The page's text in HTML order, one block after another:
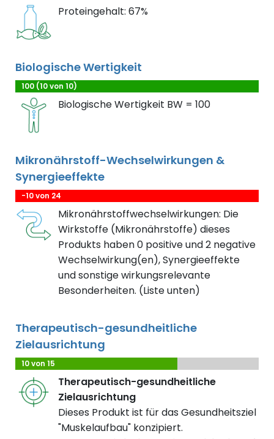
Proteingehalt: 67%
Biologische Wertigkeit
100 (10 von 10)
Biologische Wertigkeit BW = 100
Mikronährstoff-Wechselwirkungen &
Synergieeffekte
-10 von 24
Mikronährstoffwechselwirkungen: Die
Wirkstoffe (Mikronährstoffe) dieses
Produkts haben 0 positive und 2 negative
Wechselwirkung(en), Synergieeffekte
und sonstige wirkungsrelevante
Besonderheiten. (Liste unten)
Therapeutisch-gesundheitliche
Zielausrichtung
10 von 15
Therapeutisch-gesundheitliche
Zielausrichtung
Dieses Produkt ist für das Gesundheitsziel
"Muskelaufbau" konzipiert.